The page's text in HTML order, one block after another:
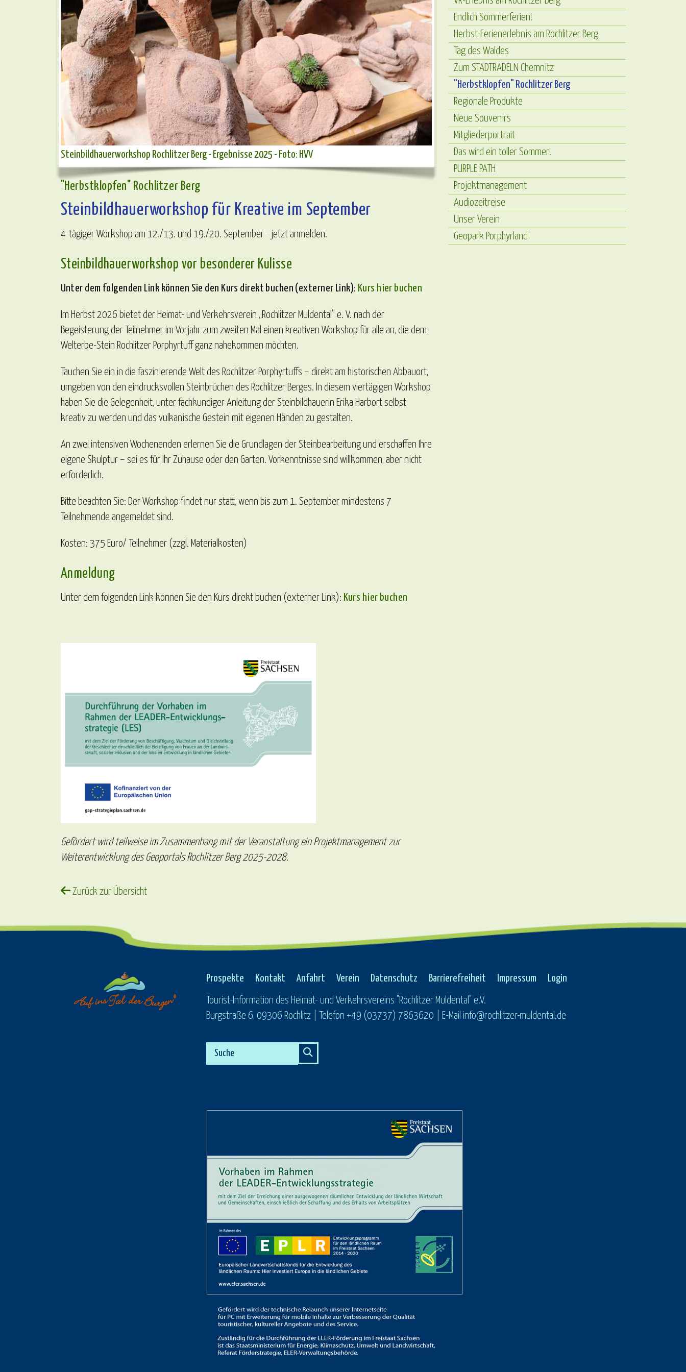
Steinbildhauerworkshop Rochlitzer Berg - Ergebnisse 2025 - Foto: HVV
"Herbstklopfen" Rochlitzer Berg
Steinbildhauerworkshop für Kreative im September
4-tägiger Workshop am 12./13. und 19./20. September - jetzt anmelden.
Steinbildhauerworkshop vor besonderer Kulisse
Unter dem folgenden Link können Sie den Kurs direkt buchen (externer Link): Kurs hier buchen
Im Herbst 2026 bietet der Heimat- und Verkehrsverein „Rochlitzer Muldental“ e. V. nach der
Begeisterung der Teilnehmer im Vorjahr zum zweiten Mal einen kreativen Workshop für alle an, die dem
Welterbe-Stein Rochlitzer Porphyrtuff ganz nahekommen möchten.
Tauchen Sie ein in die faszinierende Welt des Rochlitzer Porphyrtuffs – direkt am historischen Abbauort,
umgeben von den eindrucksvollen Steinbrüchen des Rochlitzer Berges. In diesem viertägigen Workshop
haben Sie die Gelegenheit, unter fachkundiger Anleitung der Steinbildhauerin Erika Harbort selbst
kreativ zu werden und das vulkanische Gestein mit eigenen Händen zu gestalten.
An zwei intensiven Wochenenden erlernen Sie die Grundlagen der Steinbearbeitung und erschaffen Ihre
eigene Skulptur – sei es für Ihr Zuhause oder den Garten. Vorkenntnisse sind willkommen, aber nicht
erforderlich.
Bitte beachten Sie: Der Workshop findet nur statt, wenn bis zum 1. September mindestens 7
Teilnehmende angemeldet sind.
Kosten: 375 Euro/ Teilnehmer (zzgl. Materialkosten)
Anmeldung
Unter dem folgenden Link können Sie den Kurs direkt buchen (externer Link): Kurs hier buchen
Gefördert wird teilweise im Zusammenhang mit der Veranstaltung ein Projektmanagement zur
Weiterentwicklung des Geoportals Rochlitzer Berg 2025-2028.
Zurück zur Übersicht
Endlich Sommerferien!
Herbst-Ferienerlebnis am Rochlitzer Berg
Tag des Waldes
Zum STADTRADELN Chemnitz
"Herbstklopfen" Rochlitzer Berg
Regionale Produkte
Neue Souvenirs
Mitgliederportrait
Das wird ein toller Sommer!
PURPLE PATH
Projektmanagement
Audiozeitreise
Unser Verein
Geopark Porphyrland
Prospekte Kontakt Anfahrt Verein Datenschutz Barrierefreiheit Impressum Login
Tourist-Information des Heimat- und Verkehrsvereins "Rochlitzer Muldental" e.V.
Burgstraße 6, 09306 Rochlitz | Telefon +49 (03737) 7863620 | E-Mail info@rochlitzer-muldental.de